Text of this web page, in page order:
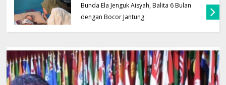
Bunda Ela Jenguk Aisyah, Balita 6 Bulan
dengan Bocor Jantung